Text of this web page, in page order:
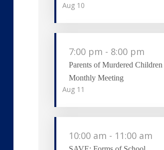
Aug 10
Aug 11
7:00 pm - 8:00 pm
Parents of Murdered Children
Monthly Meeting
10:00 am - 11:00 am